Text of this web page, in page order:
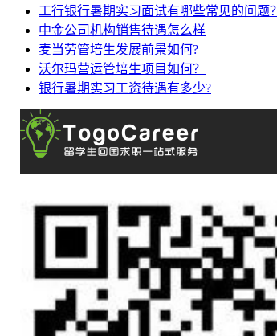
工行银行暑期实习面试有哪些常见的问题？
中金公司机构销售待遇怎么样
麦当劳管培生发展前景如何?
沃尔玛营运管培生项目如何？
银行暑期实习工资待遇有多少?